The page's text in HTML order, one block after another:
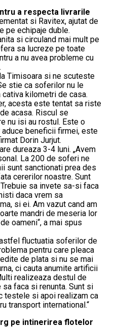
a respecta livrarile
si Ravitex, ajutat de
pe echipaje duble.
si circuland mai mult pe
sa lucreze pe toate
a nu avea probleme cu
Timisoara si ne scuteste
stie ca soferilor nu le
kilometri de casa.
acesta este tentat sa riste
acasa. Riscul se
nu isi au rostul. Este o
beneficii firmei, este
Dorin Jurjut.
dureaza 3-4 luni. „Avem
La 200 de soferi ne
sunt sanctionati prea des
cererilor noastre. Sunt
sa invete sa-si faca
daca vrem sa
si ei. Am vazut cand am
mandri de meseria lor
oameni“, a mai spus
fluctuatia soferilor de
pentru care pleaca
de plata si nu se mai
ci cauta anumite artificii
realizeaza destul de
faca si renunta. Sunt si
testele si apoi realizam ca
transport international.“
pe intinerirea flotelor